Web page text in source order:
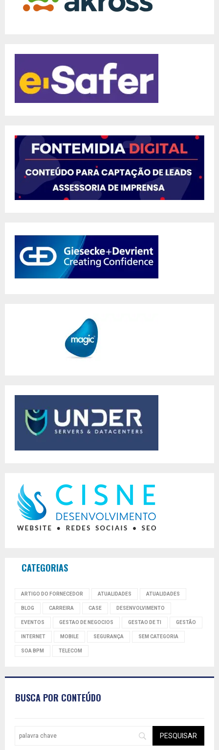
CATEGORIAS
ARTIGO DO FORNECEDOR ATUALIDADES ATUALIDADES
BLOG CARREIRA CASE DESENVOLVIMENTO
EVENTOS GESTAO DE NEGOCIOS GESTAO DE TI GESTÃO
INTERNET MOBILE SEGURANÇA SEM CATEGORIA
SOA BPM TELECOM
BUSCA POR CONTEÚDO